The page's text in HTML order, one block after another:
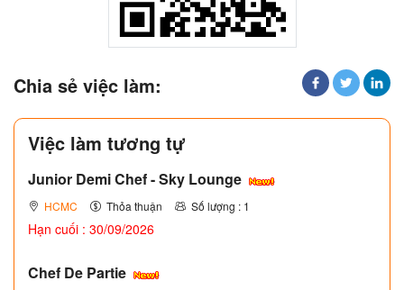
Chia sẻ việc làm:
Việc làm tương tự
Junior Demi Chef - Sky Lounge
HCMC Thỏa thuận Số lượng : 1
Hạn cuối : 30/09/2026
Chef De Partie